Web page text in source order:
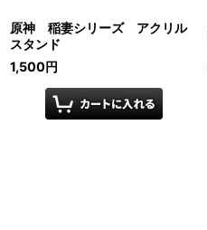
原神 稲妻シリーズ アクリル
スタンド
1,500円